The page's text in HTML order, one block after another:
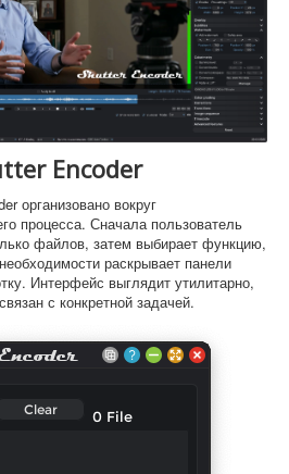
Encoder
организовано вокруг
процесса. Сначала пользователь
файлов, затем выбирает функцию,
раскрывает панели
Интерфейс выглядит утилитарно,
с конкретной задачей.